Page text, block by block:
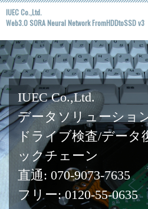
IUEC Co.,Ltd.
Web3.0 SORA Neural Network FromHDDtoSSD v3
IUEC Co.,Ltd.
データソリューショ
ドライブ検査/データ
ックチェーン
直通: 070-9073-7635
フリー: 0120-55-0635